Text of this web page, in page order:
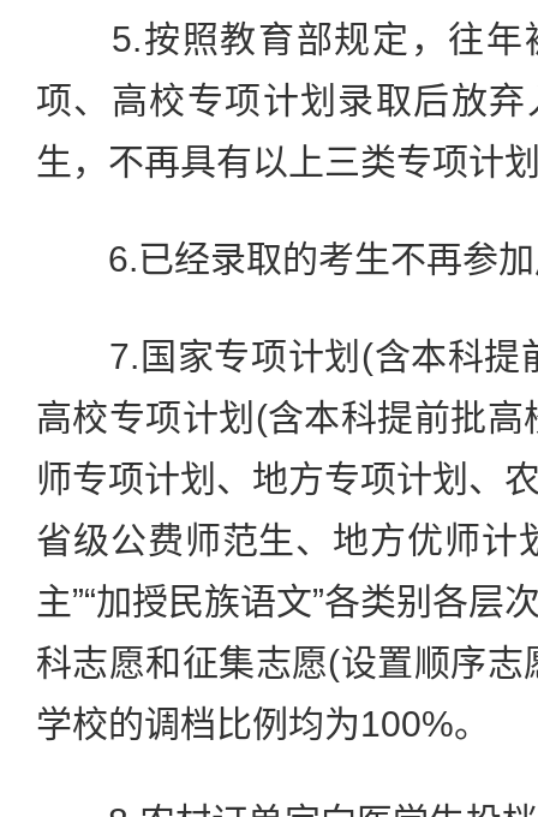
5.按照教育部规定，往年
项、高校专项计划录取后放
生，不再具有以上三类专项计
6.已经录取的考生不再参加
7.国家专项计划(含本科提
高校专项计划(含本科提前批
师专项计划、地方专项计划、
省级公费师范生、地方优师计
主”“加授民族语文”各类别各层
科志愿和征集志愿(设置顺序
学校的调档比例均为100%。